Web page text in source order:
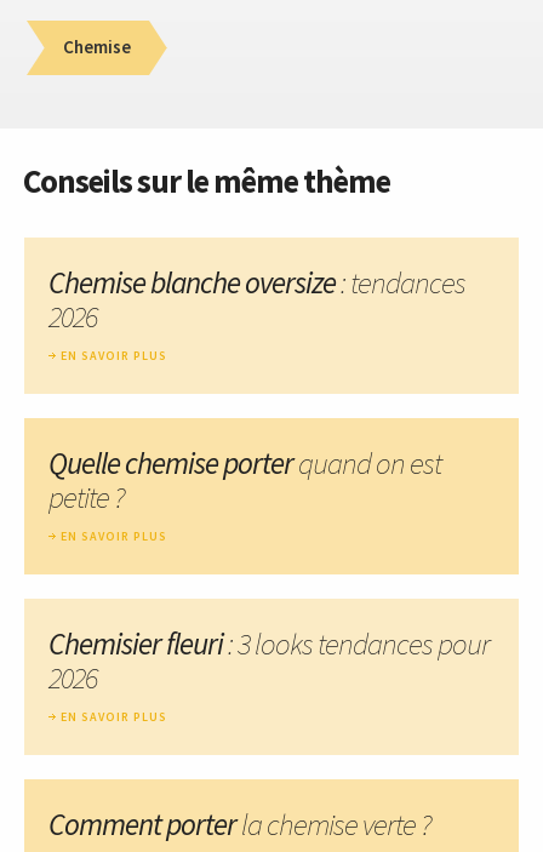
Chemise
Conseils sur le même thème
Chemise blanche oversize: tendances
2026
EN SAVOIR PLUS
Quelle chemise porterquand on est
petite ?
EN SAVOIR PLUS
Chemisier fleuri: 3 looks tendances pour
2026
EN SAVOIR PLUS
Comment porterla chemise verte ?